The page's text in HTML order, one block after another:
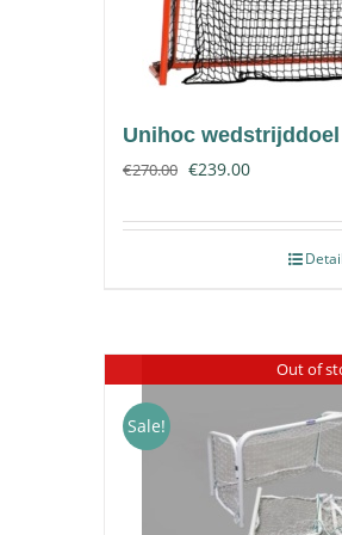
Unihoc wedstrijddoel
€270.00 €239.00
Out of
Sale!